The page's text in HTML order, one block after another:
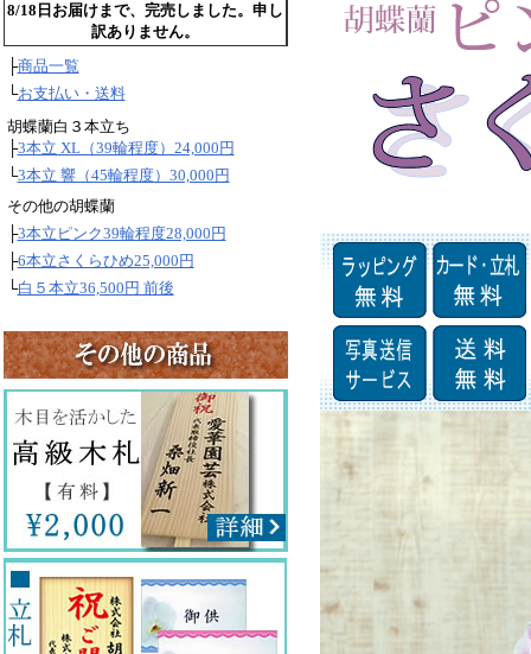
8/18日お届けまで、完売しました。申し
訳ありません。
├商品一覧
└お支払い・送料
胡蝶蘭白３本立ち
├3本立 XL（39輪程度）24,000円
└3本立 響（45輪程度）30,000円
その他の胡蝶蘭
├3本立ピンク39輪程度28,000円
├6本立さくらひめ25,000円
└白５本立36,500円 前後